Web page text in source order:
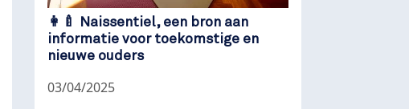
👩‍🍼 Naissentiel, een bron aan
informatie voor toekomstige en
nieuwe ouders
03/04/2025